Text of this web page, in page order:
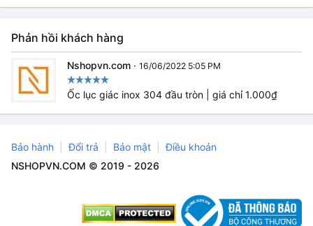
Phản hồi khách hàng
Nshopvn.com · 16/06/2022 5:05 PM
Ốc lục giác inox 304 đầu tròn | giá chỉ 1.000₫
Bảo hành Đổi trả Bảo mật
Điều khoản
NSHOPVN.COM © 2019 - 2026